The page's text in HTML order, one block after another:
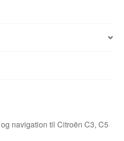
navigation til Citroën C3, C5